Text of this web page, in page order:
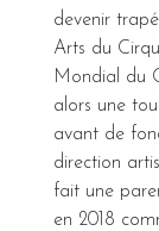
devenir
Arts du
Mondial du
alors une
avant de
direction
fait une
en 2018